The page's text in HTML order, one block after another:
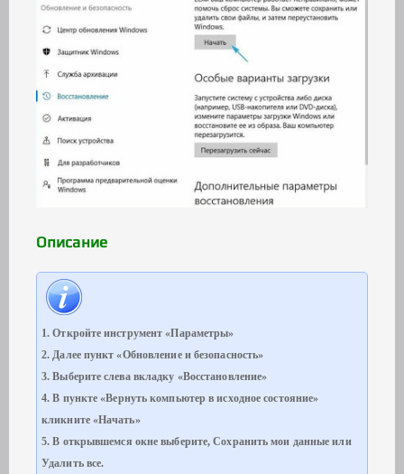
Описание
1. Откройте инструмент «Параметры»
2. Далее пункт «Обновление и безопасность»
3. Выберите слева вкладку «Восстановление»
4. В пункте «Вернуть компьютер в исходное состояние»
кликните «Начать»
5. В открывшемся окне выберите, Сохранить мои данные или
Удалить все.